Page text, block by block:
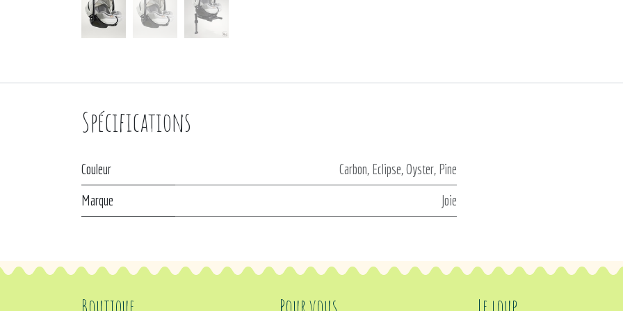
Spécifications
Couleur Carbon, Eclipse,Oyster, Pine
Marque
Joie